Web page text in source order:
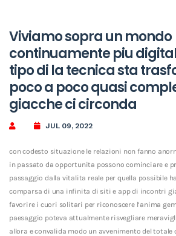
Viviamo sopra un mondo
continuamente piu
tipo di la tecnica sta
poco a poco quasi
giacche ci circonda
JUL 09, 2022
con codesto situazione le relazioni non fanno
in passato da opportunita possono cominciare e
passaggio dalla vitalita reale per quella possibile
comparsa di una infinita di siti e app di incontri
favorire i cuori solitari per riconoscere l’anima
paesaggio poteva attualmente risvegliare
allora e convalida modo un avvenimento del totale